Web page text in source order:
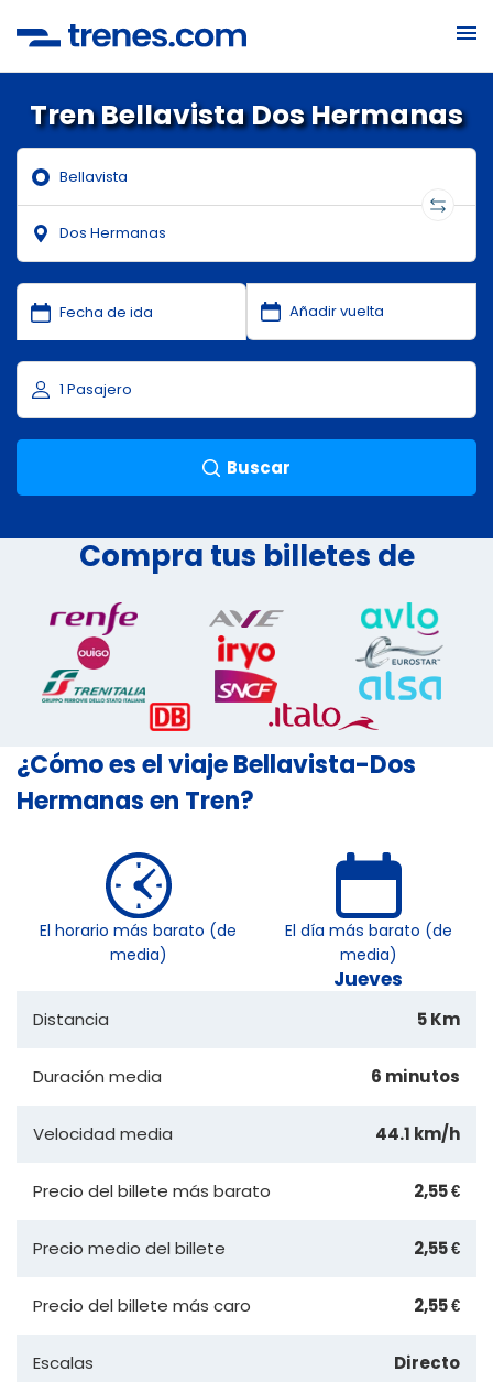
Tren Bellavista Dos Hermanas
Buscar
Compra tus billetes de
¿Cómo es el viaje Bellavista-Dos
Hermanas en Tren?
El horario más barato (de
media)
El día más barato (de
media)
Jueves
Distancia 5 Km
Duración media 6 minutos
Velocidad media 44.1 km/h
Precio del billete más barato 2,55 €
Precio medio del billete 2,55 €
Precio del billete más caro 2,55 €
Escalas Directo